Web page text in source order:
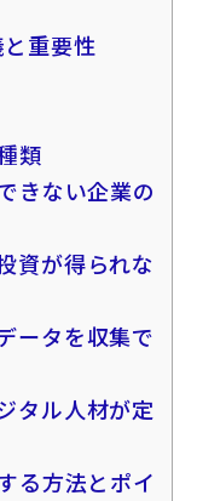
重要性
類
きない企業の
資が得られな
ータを収集で
タル人材が定
る方法とポイ